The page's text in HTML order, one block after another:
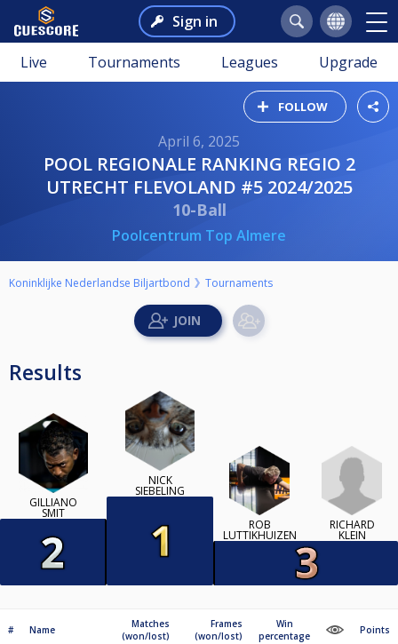
Sign in
Live Tournaments Leagues Upgrade
FOLLOW
April 6, 2025
POOL REGIONALE RANKING REGIO 2
UTRECHT FLEVOLAND #5 2024/2025
10-Ball
Poolcentrum Top Almere
Koninklijke Nederlandse Biljartbond Tournaments
Results
GILLIANO
SMIT
NICK
SIEBELING
ROB
LUTTIKHUIZEN
RICHARD
KLEIN
# Name
Matches
(won/lost)
Frames
(won/lost)
Win
percentage
Points